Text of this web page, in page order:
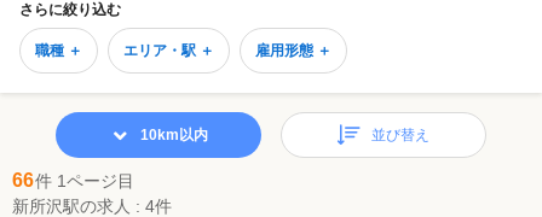
さらに絞り込む
職種 ＋ エリア・駅 ＋ 雇用形態 ＋
66件 1ページ目
新所沢駅の求人 : 4件
10km以内 並び替え